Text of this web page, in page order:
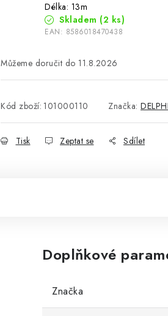
Délka: 13m
Skladem (2 ks)
EAN: 8586018470438
11.8.2026
Kód zboží: 101000110 Značka:
Tisk Zeptat se Sdílet
Doplňkové
Značka